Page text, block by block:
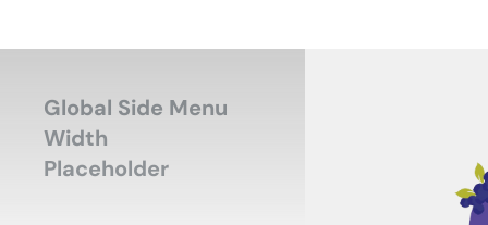
Global Side Menu
Width
Placeholder